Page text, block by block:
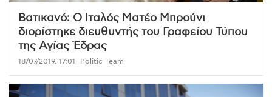
Βατικανό: Ο Ιταλός Ματέο Μπρούνι
διορίστηκε διευθυντής του Γραφείου Τύπου
της Αγίας Έδρας
18/07/2019, 17:01 Politic Team